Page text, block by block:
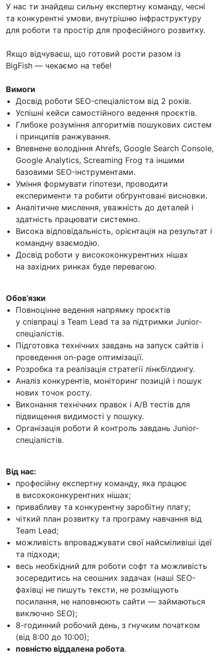
У нас ти знайдеш сильну експертну команду, чесні
та конкурентні умови, внутрішню інфраструктуру
для роботи та простір для професійного розвитку.
Якщо відчуваєш, що готовий рости разом із
BigFish — чекаємо на тебе!
Вимоги
Досвід роботи SEO-спеціалістом від 2 років.
Успішні кейси самостійного ведення проєктів.
Глибоке розуміння алгоритмів пошукових систем
і принципів ранжування.
Впевнене володіння Ahrefs, Google Search Console,
Google Analytics, Screaming Frog та іншими
базовими SEO-інструментами.
Уміння формувати гіпотези, проводити
експерименти та робити обґрунтовані висновки.
Аналітичне мислення, уважність до деталей і
здатність працювати системно.
Висока відповідальність, орієнтація на результат і
командну взаємодію.
Досвід роботи у висококонкурентних нішах
на західних ринках буде перевагою.
Обов’язки
Повноцінне ведення напрямку проєктів
у співпраці з Team Lead та за підтримки Junior-
спеціалістів.
Підготовка технічних завдань на запуск сайтів і
проведення on-page оптимізації.
Розробка та реалізація стратегії лінкбілдингу.
Аналіз конкурентів, моніторинг позицій і пошук
нових точок росту.
Виконання технічних правок і A/B тестів для
підвищення видимості у пошуку.
Організація роботи й контроль завдань Junior-
спеціалістів.
Від нас:
професійну експертну команду, яка працює
в висококонкурентних нішах;
привабливу та конкурентну заробітну плату;
чіткий план розвитку та програму навчання від
Team Lead;
можливість впроваджувати свої найсміливіші ідеї
та підходи;
весь необхідний для роботи софт та можливість
зосередитись на сеошних задачах (наші SEO-
фахівці не пишуть тексти, не розміщують
посилання, не наповнюють сайти — займаються
виключно SEO);
8-годинний робочий день, з гнучким початком
(від 8:00 до 10:00);
повністю віддалена робота.